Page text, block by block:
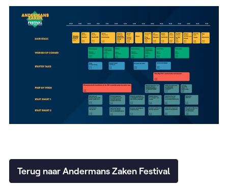
Terug naar Andermans Zaken Festival